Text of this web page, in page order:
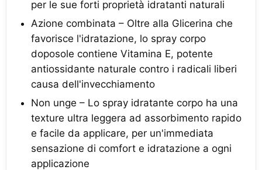
per le sue forti proprietà idratanti naturali
Azione combinata – Oltre alla Glicerina che
favorisce l'idratazione, lo spray corpo
doposole contiene Vitamina E, potente
antiossidante naturale contro i radicali liberi
causa dell'invecchiamento
Non unge – Lo spray idratante corpo ha una
texture ultra leggera ad assorbimento rapido
e facile da applicare, per un'immediata
sensazione di comfort e idratazione a ogni
applicazione